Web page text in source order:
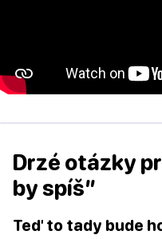
Drzé otázky
by spíš”
Teď to tady bude